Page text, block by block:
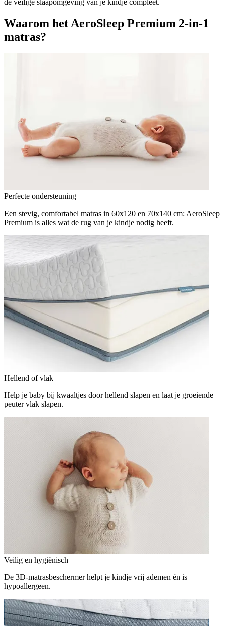
Waarom het AeroSleep Premium 2-in-1
matras?
Perfecte ondersteuning
Een stevig, comfortabel matras in 60x120 en 70x140 cm: AeroSleep
Premium is alles wat de rug van je kindje nodig heeft.
Hellend of vlak
Help je baby bij kwaaltjes door hellend slapen en laat je groeiende
peuter vlak slapen.
Veilig en hygiënisch
De 3D-matrasbeschermer helpt je kindje vrij ademen én is
hypoallergeen.